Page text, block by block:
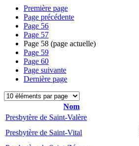
Première page
Page précédente
Page 56
Page 57
Page 58 (page actuelle)
Page 59
Page 60
Page suivante
Dernière page
Nom
Presbytère de Saint-Valère
Presbytère de Saint-Vital